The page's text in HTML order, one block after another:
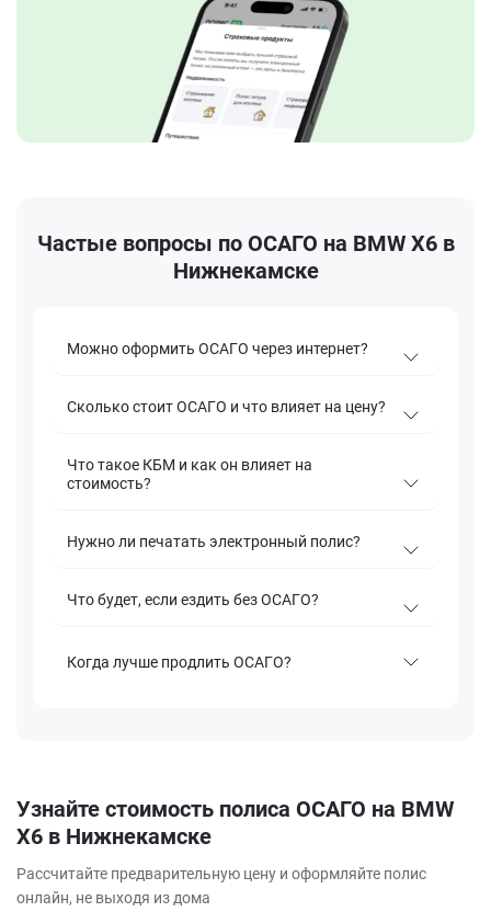
Частые вопросы по ОСАГО на BMW X6 в
Нижнекамске
Можно оформить ОСАГО через интернет?
Сколько стоит ОСАГО и что влияет на цену?
Что такое КБМ и как он влияет на
стоимость?
Нужно ли печатать электронный полис?
Что будет, если ездить без ОСАГО?
Когда лучше продлить ОСАГО?
Узнайте стоимость полиса ОСАГО на BMW
X6 в Нижнекамске
Рассчитайте предварительную цену и оформляйте полис
онлайн, не выходя из дома